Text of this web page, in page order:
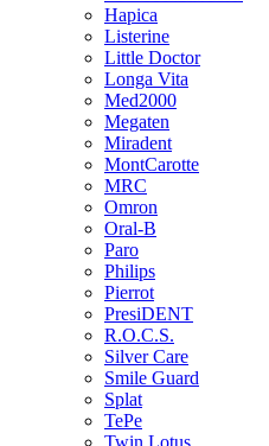
Hapica
Listerine
Little Doctor
Longa Vita
Med2000
Megaten
Miradent
MontCarotte
MRC
Omron
Oral-B
Paro
Philips
Pierrot
PresiDENT
R.O.C.S.
Silver Care
Smile Guard
Splat
TePe